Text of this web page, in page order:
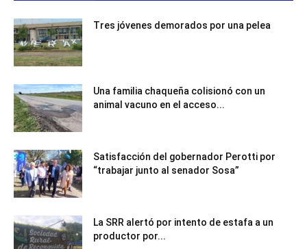
Tres jóvenes demorados por una pelea
Una familia chaqueña colisionó con un
animal vacuno en el acceso...
Satisfacción del gobernador Perotti por
“trabajar junto al senador Sosa”
La SRR alertó por intento de estafa a un
productor por...